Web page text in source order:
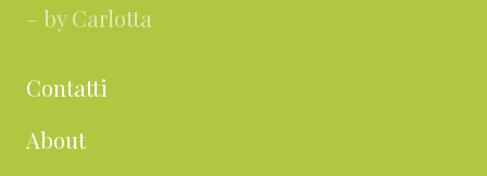
– by Carlotta
Contatti
About